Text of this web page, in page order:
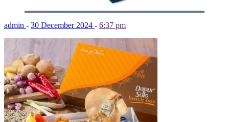
admin - 30 December 2024 - 6:37 pm